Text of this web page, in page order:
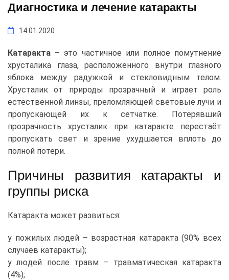
Диагностика и лечение катаракты
14.01.2020
Катаракта – это частичное или полное помутнение
хрусталика глаза, расположенного внутри глазного
яблока между радужкой и стекловидным телом.
Хрусталик от природы прозрачный и играет роль
естественной линзы, преломляющей световые лучи и
пропускающей их к сетчатке. Потерявший
прозрачность хрусталик при катаракте перестаёт
пропускать свет и зрение ухудшается вплоть до
полной потери.
Причины развития катаракты и
группы риска
Катаракта может развиться:
у пожилых людей – возрастная катаракта (90% всех
случаев катаракты);
у людей после травм – травматическая катаракта
(4%);